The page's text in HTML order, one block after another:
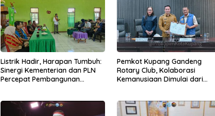
Listrik Hadir, Harapan Tumbuh:
Sinergi Kementerian dan PLN
Percepat Pembangunan
Pemkot Kupang Gandeng
Rotary Club, Kolaborasi
Kemanusiaan Dimulai dari